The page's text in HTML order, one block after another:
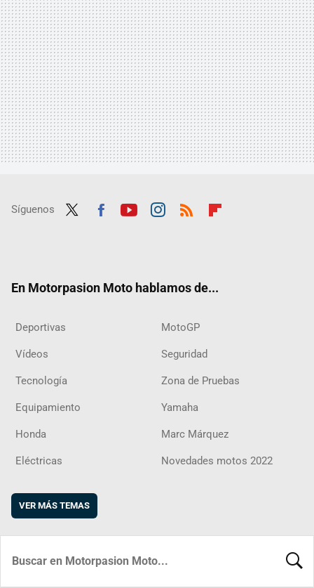
Síguenos
En Motorpasion Moto hablamos de...
Deportivas MotoGP
Vídeos Seguridad
Tecnología Zona de Pruebas
Equipamiento Yamaha
Honda Marc Márquez
Eléctricas Novedades motos 2022
VER MÁS TEMAS